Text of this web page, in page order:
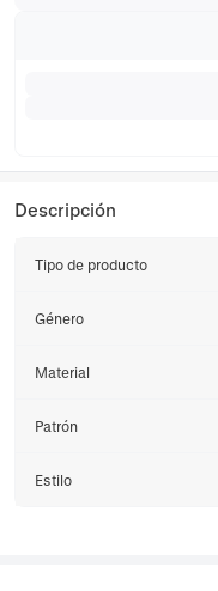
Descripción
Tipo de producto
Género
Material
Patrón
Estilo